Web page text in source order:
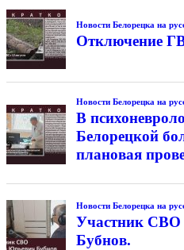
Новости Белорецка на
Отключение
Новости Белорецка на
В
Белорецкой
плановая
Новости Белорецка на
Участник
Бубнов.